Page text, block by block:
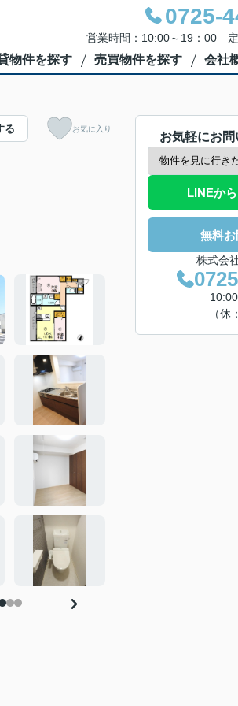
0725-
営業時間：10:00～19：00
物件を探す 売買物件を探す 会社
る お気に入り
お気軽にお
LINEか
無料
株式会
（休